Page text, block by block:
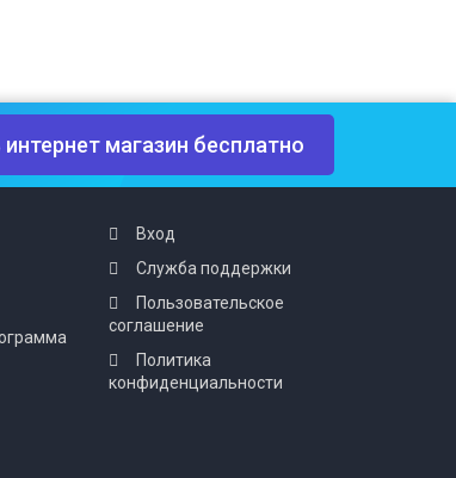
магазин бесплатно
Вход
Служба поддержки
Пользовательское
соглашение
Политика
конфиденциальности